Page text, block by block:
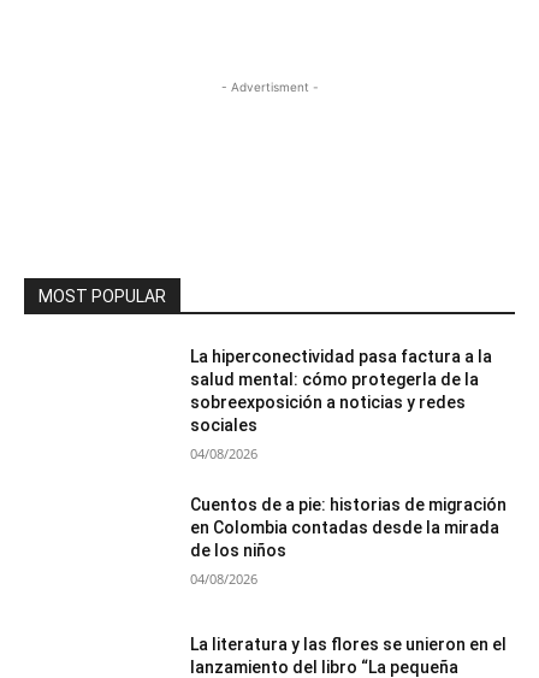
- Advertisment -
MOST POPULAR
La hiperconectividad pasa factura a la
salud mental: cómo protegerla de la
sobreexposición a noticias y redes
sociales
04/08/2026
Cuentos de a pie: historias de migración
en Colombia contadas desde la mirada
de los niños
04/08/2026
La literatura y las flores se unieron en el
lanzamiento del libro “La pequeña